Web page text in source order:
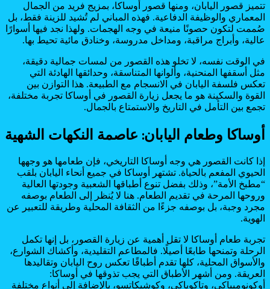
تتميز قصور اليابان، ومنها قصور أوساكا، بمزيج فريد من الجمال
المعماري والوظيفة الدفاعية. فهذه المباني لم تُشيد للزينة فقط، بل
صُممت لتكون حصونًا منيعة في وجه الهجمات. ولهذا نجد فيها أسوارًا
عالية، وأبراج مراقبة، ومداخل مدروسة، وخنادق مائية تحيط بها.
في الوقت نفسه، لا تخلو هذه القصور من لمسات جمالية دقيقة،
مثل أسقفها المنحنية، وألوانها المتناسقة، وحدائقها الهادئة التي
تعكس فلسفة اليابان في الانسجام مع الطبيعة. هذا التوازن بين
القوة والسكينة هو ما يجعل زيارة القصور في أوساكا تجربة مختلفة،
تجمع بين التأمل في التاريخ والاستمتاع بالجمال.
أوساكا وطعام اليابان: عاصمة النكهات الشهية
إذا كانت القصور هي وجه أوساكا التاريخي، فإن طعامها هو وجهها
الحيوي المفعم بالحياة. تشتهر أوساكا في جميع أنحاء اليابان بلقب
“مطبخ الأمة”، وذلك بفضل تنوع أطباقها الشعبية وجودتها العالية
وروحها المرحة في تقديم الطعام. هنا لا يُنظر إلى الطعام بوصفه
مجرد وجبة، بل بوصفه جزءًا من الثقافة المحلية وطريقة للتعبير عن
الهوية.
تجربة طعام أوساكا لا تقل أهمية عن زيارة القصور، بل إنها تكمل
الرحلة وتمنحها طابعًا أصيلًا. فالمطاعم التقليدية، وأكشاك الشوارع،
والأسواق المحلية، كلها تقدم أطباقًا تعكس روح اليابان وتقاليدها
العريقة. ومن أشهر الأطباق التي يجب تذوقها في أوساكا:
أوكونوميياكي، وتاكوياكي، وكوشيكاتسو، بالإضافة إلى أنواع مختلفة